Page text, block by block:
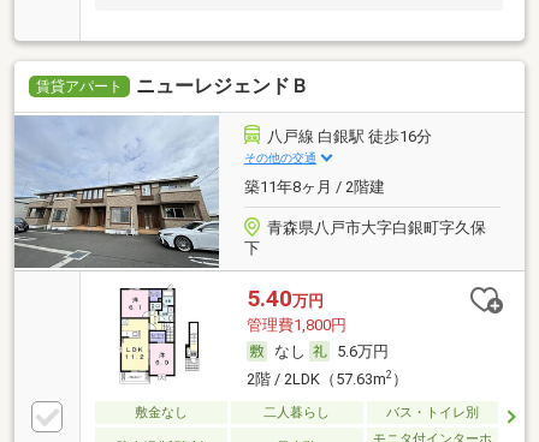
賃貸アパート ニューレジェンドＢ
八戸線 白銀駅 徒歩16分
その他の交通
築11年8ヶ月 / 2階建
青森県八戸市大字白銀町字久保
下
5.40万円
管理費1,800円
なし
5.6万円
2階 / 2LDK（57.63m2）
敷金なし 二人暮らし バス・トイレ別